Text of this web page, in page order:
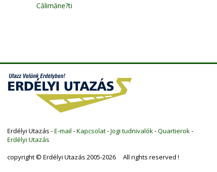
Călimăne?ti
Erdélyi Utazás -E-mail -Kapcsolat-Jogi tudnivalók-Quartierok-
Erdélyi Utazás
copyright © Erdélyi Utazás 2005-2026 All rights reserved !